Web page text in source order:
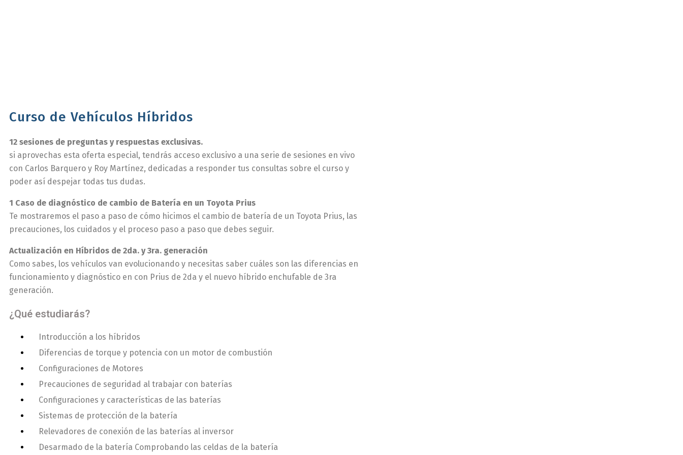
Curso de Vehículos Híbridos
12 sesiones de preguntas y respuestas exclusivas.
si aprovechas esta oferta especial, tendrás acceso exclusivo a una serie de sesiones en vivo
con Carlos Barquero y Roy Martínez, dedicadas a responder tus consultas sobre el curso y
poder así despejar todas tus dudas.
1 Caso de diagnóstico de cambio de Batería en un Toyota Prius
Te mostraremos el paso a paso de cómo hicimos el cambio de batería de un Toyota Prius, las
precauciones, los cuidados y el proceso paso a paso que debes seguir.
Actualización en Híbridos de 2da. y 3ra. generación
Como sabes, los vehículos van evolucionando y necesitas saber cuáles son las diferencias en
funcionamiento y diagnóstico en con Prius de 2da y el nuevo híbrido enchufable de 3ra
generación.
¿Qué estudiarás?
Introducción a los híbridos
Diferencias de torque y potencia con un motor de combustión
Configuraciones de Motores
Precauciones de seguridad al trabajar con baterías
Configuraciones y características de las baterías
Sistemas de protección de la batería
Relevadores de conexión de las baterías al inversor
Desarmado de la batería Comprobando las celdas de la batería